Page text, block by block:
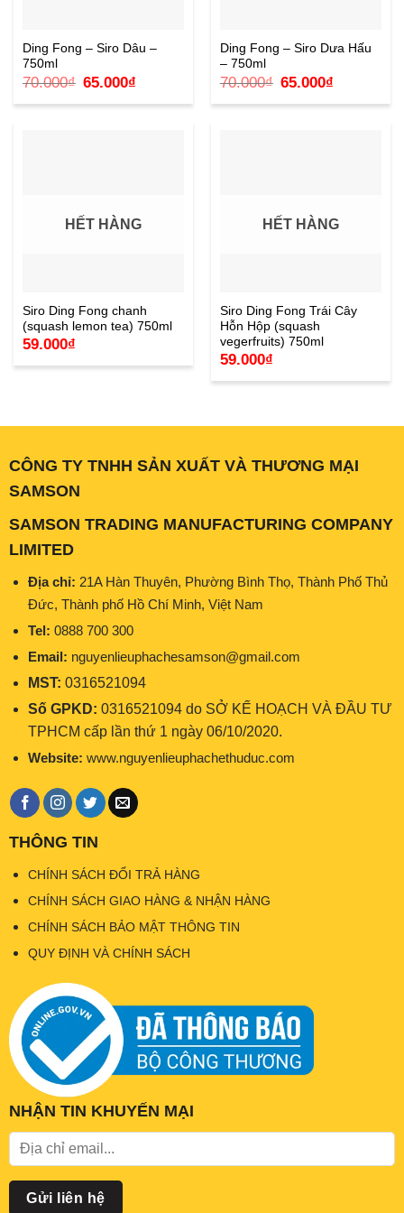
Ding Fong – Siro Dâu –
750ml
70.000₫ Giá
gốc
là:
65.000₫Giá
hiện
tại
Ding Fong – Siro Dưa Hấu
– 750ml
70.000₫ Giá
gốc
là:
65.000₫Giá
hiện
tại
HẾT HÀNG
Siro Ding Fong chanh
(squash lemon tea) 750ml
59.000₫
HẾT HÀNG
Siro Ding Fong Trái Cây
Hỗn Hộp (squash
vegerfruits) 750ml
59.000₫
CÔNG TY TNHH SẢN XUẤT VÀ THƯƠNG MẠI
SAMSON
SAMSON TRADING MANUFACTURING COMPANY
LIMITED
Địa chỉ: 21A Hàn Thuyên, Phường Bình Thọ, Thành Phố Thủ
Đức, Thành phố Hồ Chí Minh, Việt Nam
Tel: 0888 700 300
Email: nguyenlieuphachesamson@gmail.com
MST: 0316521094
Số GPKD: 0316521094 do SỞ KẾ HOẠCH VÀ ĐẦU TƯ
TPHCM cấp lần thứ 1 ngày 06/10/2020.
Website: www.nguyenlieuphachethuduc.com
THÔNG TIN
CHÍNH SÁCH ĐỔI TRẢ HÀNG
CHÍNH SÁCH GIAO HÀNG & NHẬN HÀNG
CHÍNH SÁCH BẢO MẬT THÔNG TIN
QUY ĐỊNH VÀ CHÍNH SÁCH
NHẬN TIN KHUYẾN MẠI